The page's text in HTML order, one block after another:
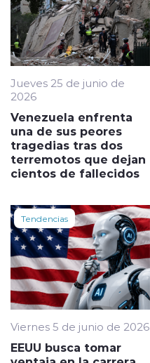
Jueves 25 de junio de
2026
Venezuela enfrenta
una de sus peores
tragedias tras dos
terremotos que dejan
cientos de fallecidos
Tendencias
Viernes 5 de junio de 2026
EEUU busca tomar